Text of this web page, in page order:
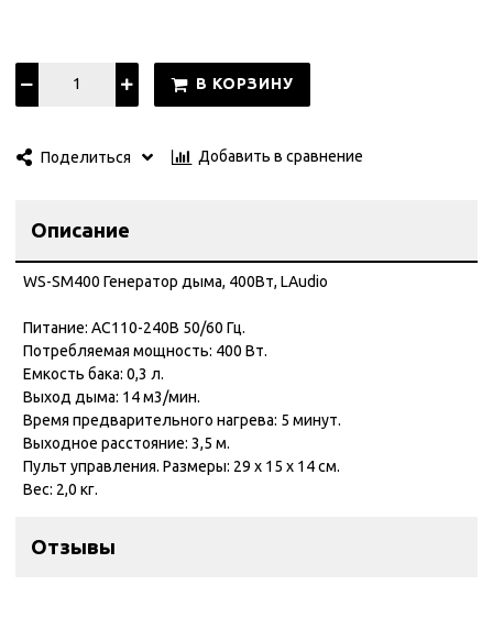
В КОРЗИНУ
Поделиться Добавить в сравнение
Описание
WS-SM400 Генератор дыма, 400Вт, LAudio
Питание: AC110-240В 50/60 Гц.
Потребляемая мощность: 400 Вт.
Емкость бака: 0,3 л.
Выход дыма: 14 м3/мин.
Время предварительного нагрева: 5 минут.
Выходное расстояние: 3,5 м.
Пульт управления. Размеры: 29 х 15 х 14 см.
Вес: 2,0 кг.
Отзывы